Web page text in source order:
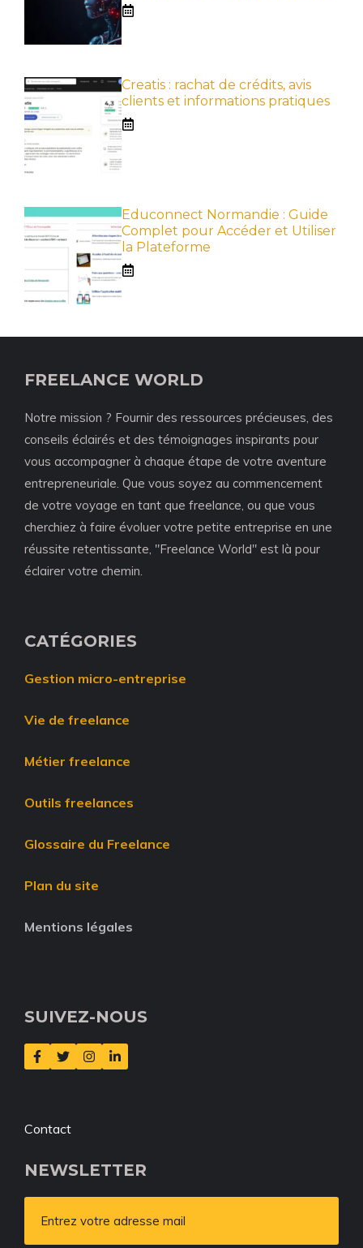
Creatis : rachat de crédits, avis
clients et informations pratiques
Educonnect Normandie : Guide
Complet pour Accéder et Utiliser
la Plateforme
FREELANCE WORLD
Notre mission ? Fournir des ressources précieuses, des
conseils éclairés et des témoignages inspirants pour
vous accompagner à chaque étape de votre aventure
entrepreneuriale. Que vous soyez au commencement
de votre voyage en tant que freelance, ou que vous
cherchiez à faire évoluer votre petite entreprise en une
réussite retentissante, "Freelance World" est là pour
éclairer votre chemin.
CATÉGORIES
Gestion micro-entreprise
Vie de freelance
Métier freelance
Outils freelances
Glossaire du Freelance
Plan du site
Mentions légales
SUIVEZ-NOUS
Contact
NEWSLETTER
Entrez votre adresse mail